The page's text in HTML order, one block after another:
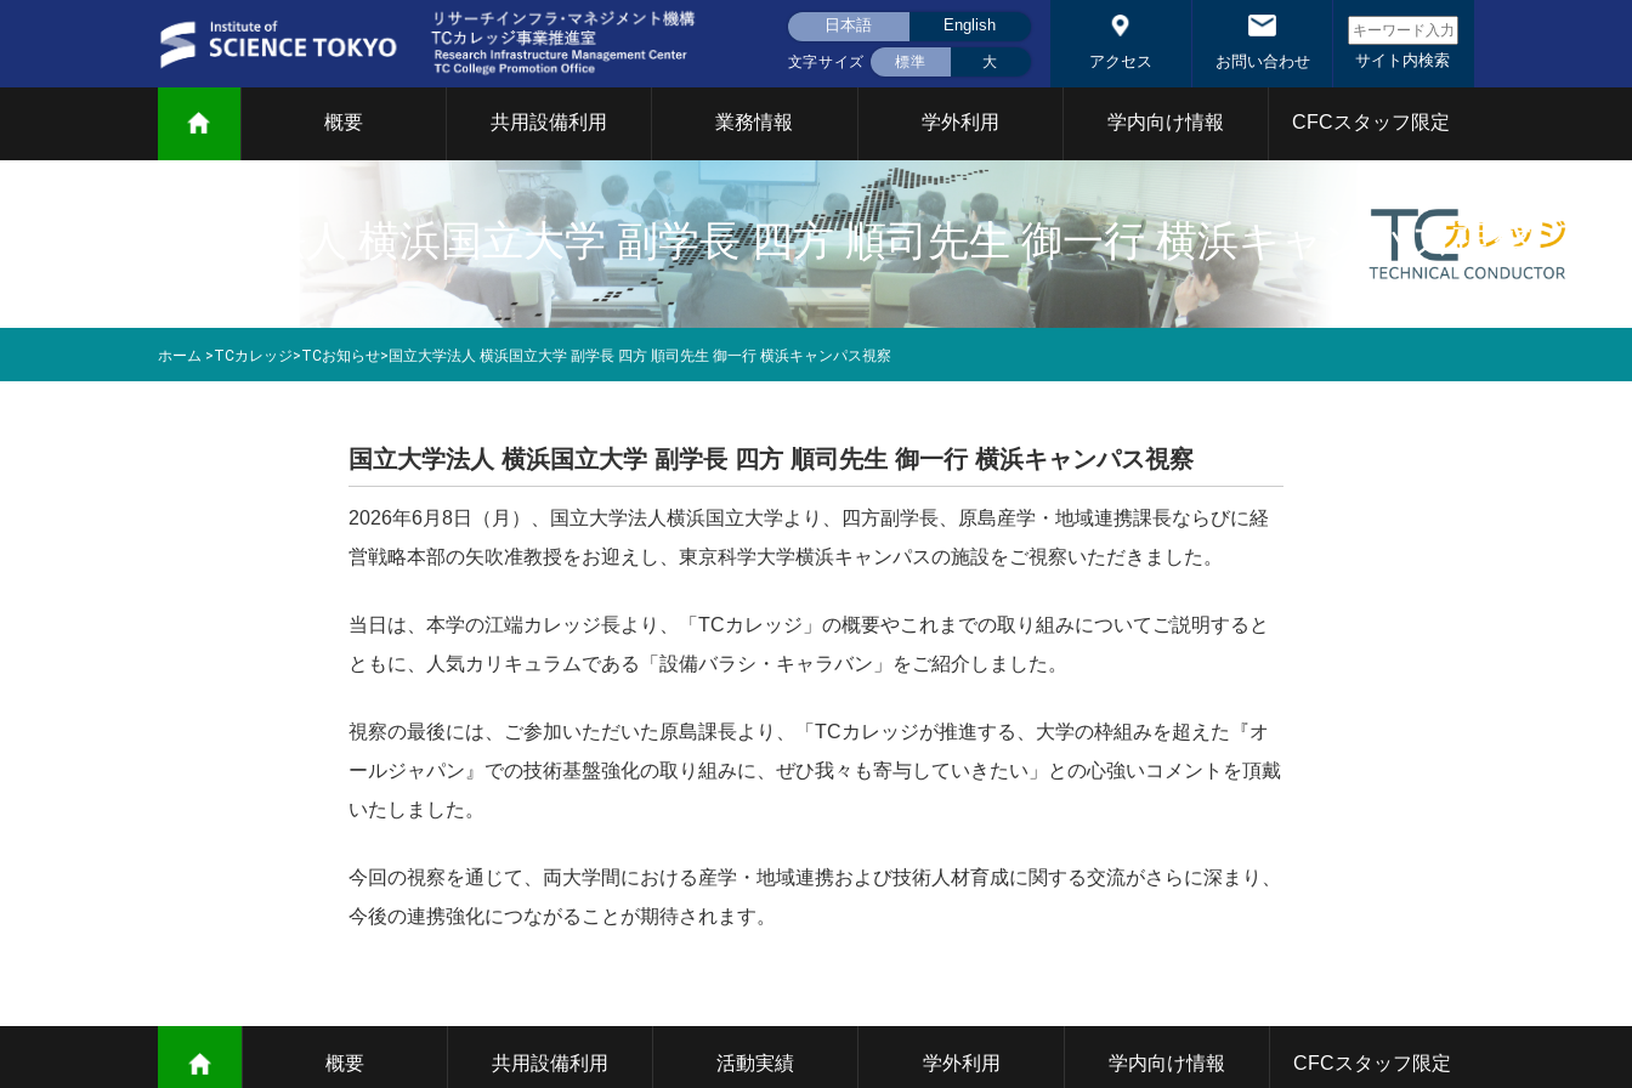
日本語 English
文字サイズ 標準 大 アクセス お問い合わせ
概要
ご挨拶 CFCについて
統合設備共用システム概
要
東工大コアファシリティ
事業
部門について
研究基盤戦略室 TCカレッジ事業推進室
マイクロプロセス部門
ファシリティステーション
部門
設備共用推進体
統合設備共用システム
共用設備利用
共用設備について 共用設備検索 統合設備共用システム
業務情報
液体窒素(大岡山)
液体窒素(すずかけ
台)
イベント
2026年 2025年 2024年 2023年 2022年 2021年 2020年
学外利用 学内向け情報 CFCスタッフ限定
ホーム >TCカレッジ>TCお知らせ> 国立大学法人 横浜国立大学 副学長 四方 順司先生 御一行 横浜キャンパス視察
国立大学法人 横浜国立大学 副学長 四方 順司先生 御一行 横浜キャンパス視察
国立大学法人 横浜国立大学 副学長 四方 順司先生 御一行 横浜キャンパス視察
2026年6月8日（月）、国立大学法人横浜国立大学より、四方副学長、原島産学・地域連携課長ならびに経
営戦略本部の矢吹准教授をお迎えし、東京科学大学横浜キャンパスの施設をご視察いただきました。
当日は、本学の江端カレッジ長より、「TCカレッジ」の概要やこれまでの取り組みについてご説明すると
ともに、人気カリキュラムである「設備バラシ・キャラバン」をご紹介しました。
視察の最後には、ご参加いただいた原島課長より、「TCカレッジが推進する、大学の枠組みを超えた『オ
ールジャパン』での技術基盤強化の取り組みに、ぜひ我々も寄与していきたい」との心強いコメントを頂戴
いたしました。
今回の視察を通じて、両大学間における産学・地域連携および技術人材育成に関する交流がさらに深まり、
今後の連携強化につながることが期待されます。
概要 共用設備利用 活動実績 学外利用 学内向け情報 CFCスタッフ限定